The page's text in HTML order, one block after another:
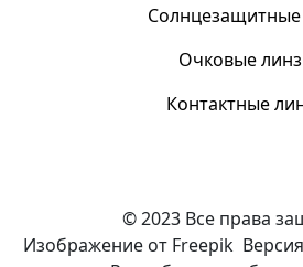
Солнцезащитные
Очковые
Контактные
© 2023 Все права
Изображение от Freepik